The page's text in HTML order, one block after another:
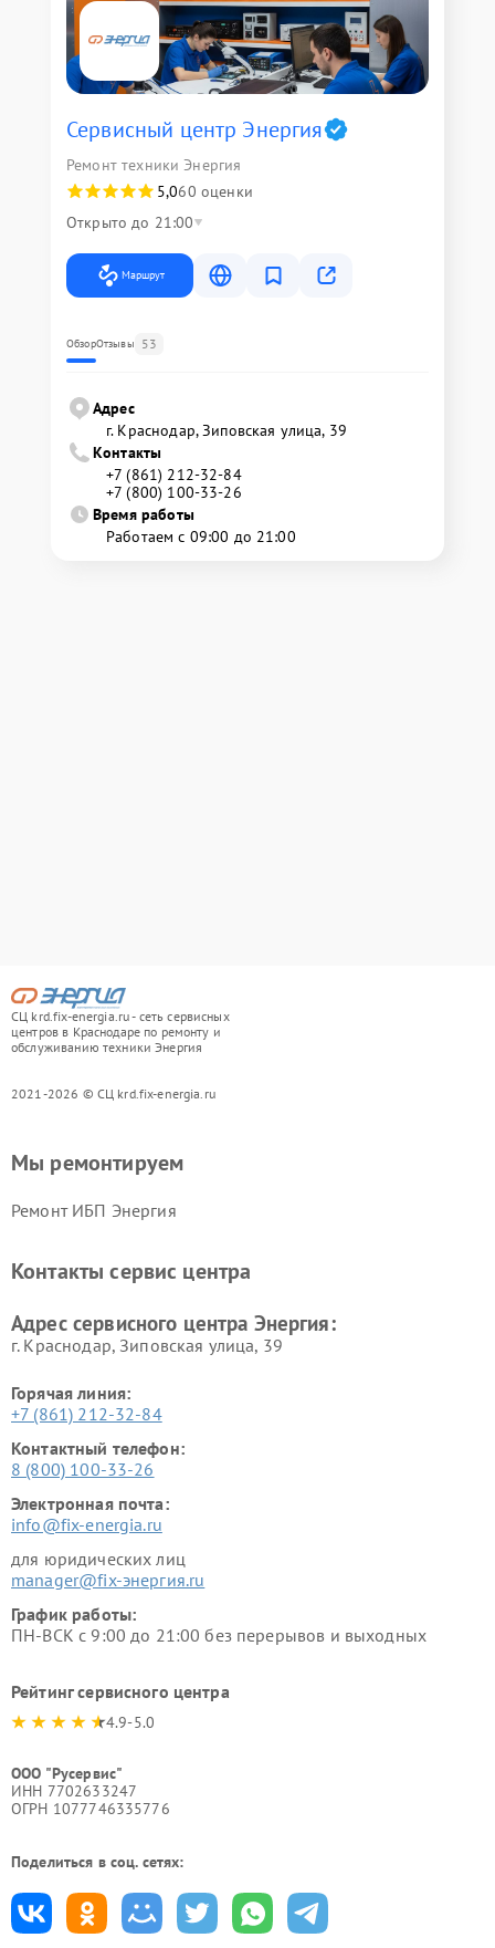
Сервисный центр Энергия
Ремонт техники Энергия
5,060 оценки
Открыто до 21:00
Маршрут
ОбзорОтзывы 53
Адрес
г. Краснодар, Зиповская улица, 39
Контакты
+7 (861) 212-32-84
+7 (800) 100-33-26
Время работы
Работаем с 09:00 до 21:00
СЦ krd.fix-energia.ru - сеть сервисных
центров в Краснодаре по ремонту и
обслуживанию техники Энергия
2021-2026 © СЦ krd.fix-energia.ru
Мы ремонтируем
Ремонт ИБП Энергия
Контакты сервис центра
Адрес сервисного центра Энергия:
г. Краснодар, Зиповская улица, 39
Горячая линия:
+7 (861) 212-32-84
Контактный телефон:
8 (800) 100-33-26
Электронная почта:
info@fix-energia.ru
для юридических лиц
manager@fix-энергия.ru
График работы:
ПН-ВСК с 9:00 до 21:00 без перерывов и выходных
Рейтинг сервисного центра
4.9-5.0
ООО "Русервис"
ИНН 7702633247
ОГРН 1077746335776
Поделиться в соц. сетях: